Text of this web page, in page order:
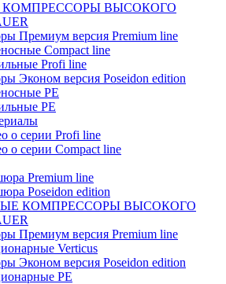
ВЫСОКОГО
Премиум версия Premium line
Compact line
Profi line
Эконом версия Poseidon edition
PE
PE
о серии Profi line
о серии Compact line
Premium line
Poseidon edition
КОМПРЕССОРЫ ВЫСОКОГО
Премиум версия Premium line
Verticus
Эконом версия Poseidon edition
PE